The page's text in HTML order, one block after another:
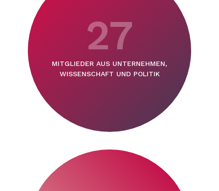
27
MITGLIEDER AUS UNTERNEHMEN,
WISSENSCHAFT UND POLITIK